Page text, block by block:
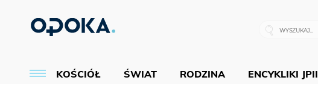
KOŚCIÓŁ ŚWIAT RODZINA ENCYKLIKI JPII